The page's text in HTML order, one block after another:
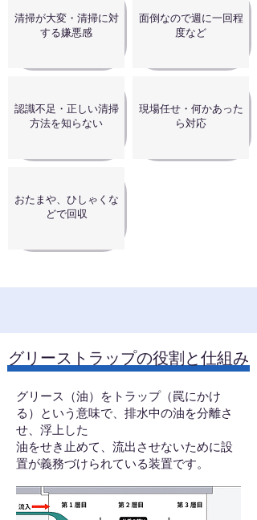
清掃が大変・清掃に対
する嫌悪感
認識不足・正しい清掃
方法を知らない
おたまや、ひしゃくな
どで回収
面倒なので週に一回程
度など
現場任せ・何かあった
ら対応
グリーストラップの役割と仕組み
グリース（油）をトラップ（罠にかけ
る）という意味で、排水中の油を分離さ
せ、浮上した
油をせき止めて、流出させないために設
置が義務づけられている装置です。